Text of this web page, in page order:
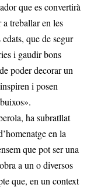
que es convertirà
treballar en les
que de segur
i gaudir bons
poder decorar un
i posen
ha subratllat
en la
que pot ser una
a un o diversos
que, en un context